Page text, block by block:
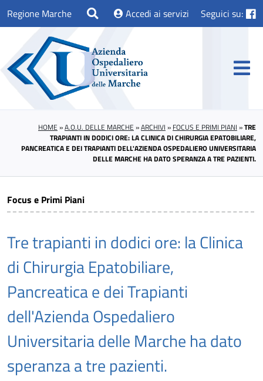
Regione Marche Accedi ai servizi Seguici su:
HOME »A.O.U. DELLE MARCHE »ARCHIVI » FOCUS E PRIMI PIANI »TRE
TRAPIANTI IN DODICI ORE: LA CLINICA DI CHIRURGIA EPATOBILIARE,
PANCREATICA E DEI TRAPIANTI DELL'AZIENDA OSPEDALIERO UNIVERSITARIA
DELLE MARCHE HA DATO SPERANZA A TRE PAZIENTI.
Focus e Primi Piani
Tre trapianti in dodici ore: la Clinica
di Chirurgia Epatobiliare,
Pancreatica e dei Trapianti
dell'Azienda Ospedaliero
Universitaria delle Marche ha dato
speranza a tre pazienti.